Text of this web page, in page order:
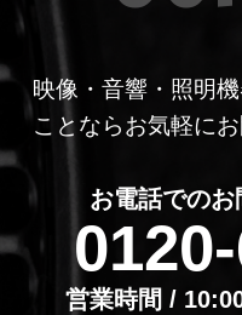
映像・音響・照明
ことならお気軽に
お電話での
営業時間 /